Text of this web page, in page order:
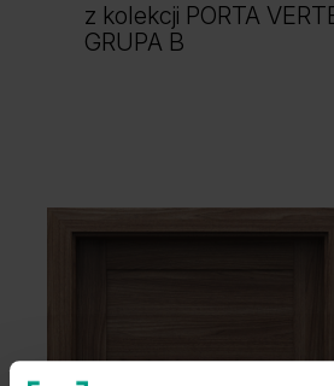
z kolekcji PORTA
GRUPA B